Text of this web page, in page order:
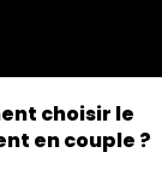
choisir le
en couple ?